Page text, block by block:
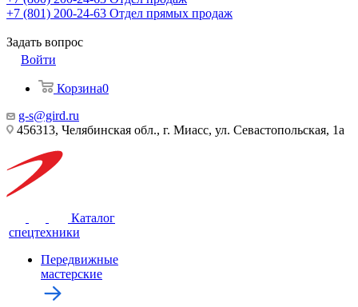
+7 (801) 200-24-63 Отдел прямых продаж
Задать вопрос
Войти
Корзина0
g-s@gird.ru
456313, Челябинская обл., г. Миасс, ул. Севастопольская, 1а
Каталог
спецтехники
Передвижные
мастерские